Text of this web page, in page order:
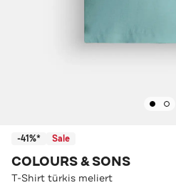
-41%* Sale
COLOURS & SONS
T-Shirt türkis meliert